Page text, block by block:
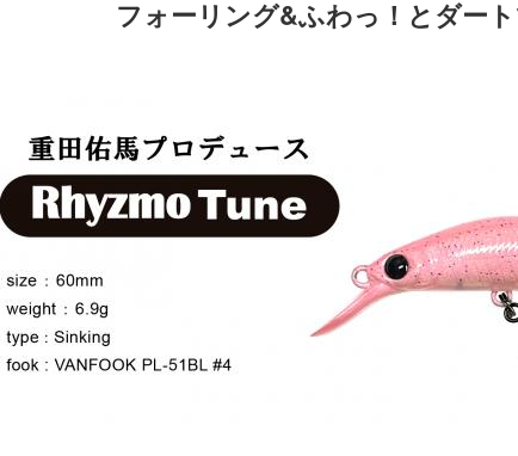
フォーリング&ふわっ！とダー